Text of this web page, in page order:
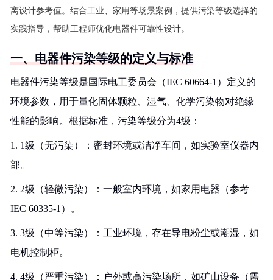
离设计参考值。结合工业、家用等场景案例，提供污染等级选择的
实践指导，帮助工程师优化电器件可靠性设计。
一、电器件污染等级的定义与标准
电器件污染等级是国际电工委员会（IEC 60664-1）定义的
环境参数，用于量化固体颗粒、湿气、化学污染物对绝缘
性能的影响。根据标准，污染等级分为4级：
1. 1级（无污染）：密封环境或洁净车间，如实验室仪器内
部。
2. 2级（轻微污染）：一般室内环境，如家用电器（参考
IEC 60335-1）。
3. 3级（中等污染）：工业环境，存在导电粉尘或潮湿，如
电机控制柜。
4. 4级（严重污染）：户外或高污染场所，如矿山设备（需